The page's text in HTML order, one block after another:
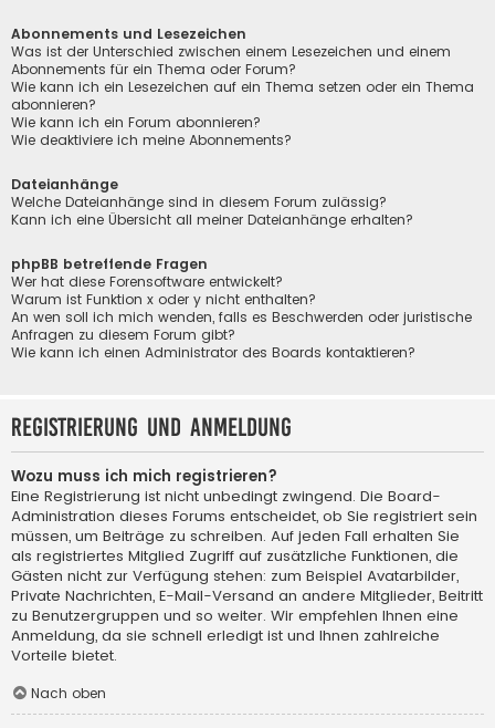
Abonnements und Lesezeichen
Was ist der Unterschied zwischen einem Lesezeichen und einem
Abonnements für ein Thema oder Forum?
Wie kann ich ein Lesezeichen auf ein Thema setzen oder ein Thema
abonnieren?
Wie kann ich ein Forum abonnieren?
Wie deaktiviere ich meine Abonnements?
Dateianhänge
Welche Dateianhänge sind in diesem Forum zulässig?
Kann ich eine Übersicht all meiner Dateianhänge erhalten?
phpBB betreffende Fragen
Wer hat diese Forensoftware entwickelt?
Warum ist Funktion x oder y nicht enthalten?
An wen soll ich mich wenden, falls es Beschwerden oder juristische
Anfragen zu diesem Forum gibt?
Wie kann ich einen Administrator des Boards kontaktieren?
Registrierung und Anmeldung
Wozu muss ich mich registrieren?
Eine Registrierung ist nicht unbedingt zwingend. Die Board-
Administration dieses Forums entscheidet, ob Sie registriert sein
müssen, um Beiträge zu schreiben. Auf jeden Fall erhalten Sie
als registriertes Mitglied Zugriff auf zusätzliche Funktionen, die
Gästen nicht zur Verfügung stehen: zum Beispiel Avatarbilder,
Private Nachrichten, E-Mail-Versand an andere Mitglieder, Beitritt
zu Benutzergruppen und so weiter. Wir empfehlen Ihnen eine
Anmeldung, da sie schnell erledigt ist und Ihnen zahlreiche
Vorteile bietet.
Nach oben